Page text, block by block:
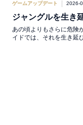
ゲームアップデート 2026-
ジャングルを生き
あの頃よりもさらに危険
イドでは、それを生き延